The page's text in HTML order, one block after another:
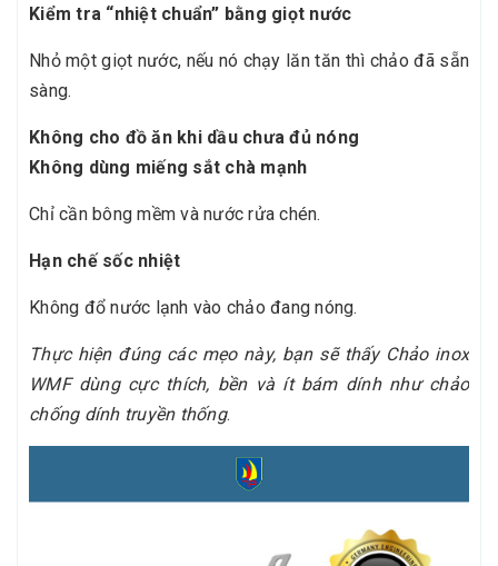
Kiểm tra “nhiệt chuẩn” bằng giọt nước
Nhỏ một giọt nước, nếu nó chạy lăn tăn thì chảo đã sẵn
sàng.
Không cho đồ ăn khi dầu chưa đủ nóng
Không dùng miếng sắt chà mạnh
Chỉ cần bông mềm và nước rửa chén.
Hạn chế sốc nhiệt
Không đổ nước lạnh vào chảo đang nóng.
Thực hiện đúng các mẹo này, bạn sẽ thấy Chảo inox
WMF dùng cực thích, bền và ít bám dính như chảo
chống dính truyền thống.